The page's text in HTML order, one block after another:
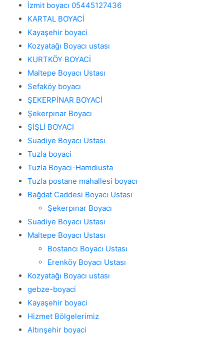
İzmit boyacı 05445127436
KARTAL BOYACİ
Kayaşehir boyaci
Kozyatağı Boyacı ustası
KURTKÖY BOYACİ
Maltepe Boyacı Ustası
Sefaköy boyacı
ŞEKERPİNAR BOYACİ
Şekerpınar Boyacı
ŞİŞLİ BOYACI
Suadiye Boyacı Ustası
Tuzla boyaci
Tuzla Boyaci-Hamdiusta
Tuzla postane mahallesi boyacı
Bağdat Caddesi Boyacı Ustası
Şekerpınar Boyacı
Suadiye Boyacı Ustası
Maltepe Boyacı Ustası
Bostancı Boyacı Ustası
Erenköy Boyacı Ustası
Kozyatağı Boyacı ustası
gebze-boyaci
Kayaşehir boyaci
Hizmet Bölgelerimiz
Altınşehir boyaci